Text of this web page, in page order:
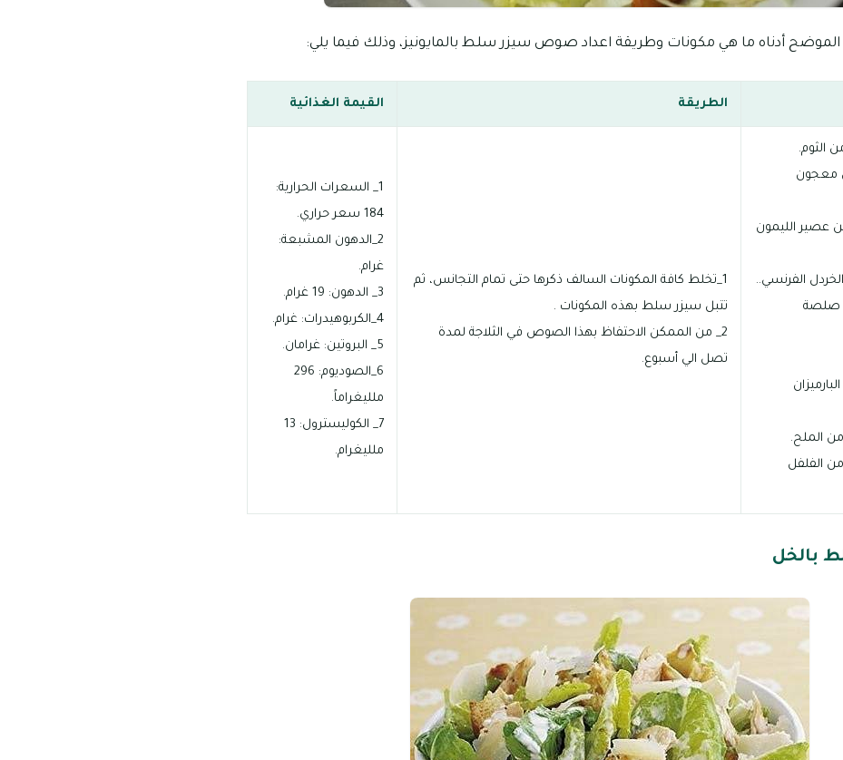
أدناه ما هي مكونات وطريقة اعداد صوص سيزر سلط بالمايونيز، وذلك فيما يلي:
الطريقة القيمة الغذائية
معجون
عصير الليمون
صلصة
الفلفل
1_تخلط كافة المكونات السالف ذكرها حتى تمام التجانس، ثم
تتبل سيزر سلط بهذه المكونات .
2_ من الممكن الاحتفاظ بهذا الصوص في الثلاجة لمدة
تصل الي أسبوع.
1_ السعرات الحرارية:
184 سعر حراري.
2_الدهون المشبعة:
غرام.
3_ الدهون: 19 غرام.
4_الكربوهيدرات: غرام.
5_ البروتين: غرامان.
6_الصوديوم: 296
ملليغراماً.
7_ الكوليسترول: 13
ملليغرام.
بالخل